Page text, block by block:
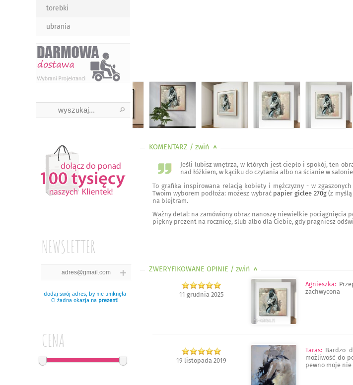
torebki
ubrania
NEWSLETTER
dodaj swój adres, by nie umknęła
Ci żadna okazja na prezent!
CENA
KOMENTARZ / zwiń <
Jeśli lubisz wnętrza, w których jest ciepło i spokój, ten
nad łóżkiem, w kąciku do czytania albo na ścianie w
To grafika inspirowana relacją kobiety i mężczyzny - w
Twoim wyborem podłoża: możesz wybrać papier giclee 270g(z myślą
na blejtram.
Ważny detal: na zamówiony obraz nanoszę niewielkie pociągnięcia
piękny prezent na rocznicę, ślub albo dla Ciebie, gdy pragniesz
ZWERYFIKOWANE OPINIE / zwiń >
11 grudnia 2025
Agnieszka:
zachwycona
19 listopada 2019
Taras: Bardzo
możliwość do
pewno moje